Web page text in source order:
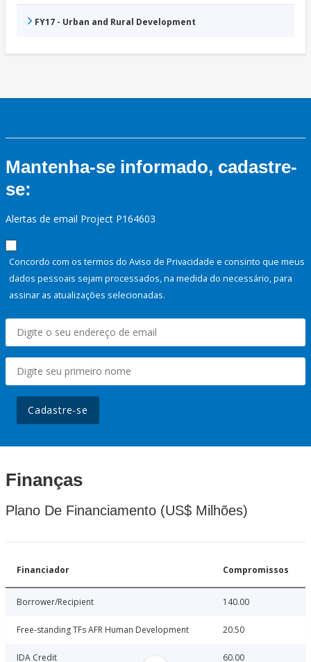
FY17 - Urban and Rural Development
Mantenha-se informado, cadastre-
se:
Alertas de email Project P164603
Concordo com os termos do Aviso de Privacidade e consinto que meus
dados pessoais sejam processados, na medida do necessário, para
assinar as atualizações selecionadas.
Cadastre-se
Finanças
Plano De Financiamento (US$ Milhões)
Financiador Compromissos
Borrower/Recipient 140.00
Free-standing TFs AFR Human Development 20.50
IDA Credit 60.00